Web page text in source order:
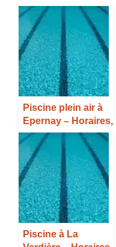
– Horaires, Tarifs et
Infos –
Piscine plein air à
Epernay – Horaires,
Tarifs et Infos –
Piscine à La